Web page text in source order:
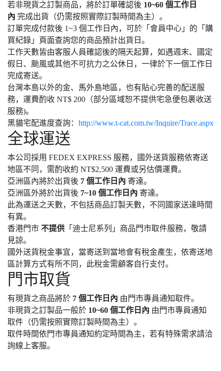
若非現貨之訂製商品，將於訂單確認後 10~60 個工作日
內 完成出貨（仍需按照實際訂製時間為主）。
訂單完成付款後 1~3 個工作日內，可於「會員中心」的「購
買紀錄」頁面查詢您的商品預計出貨日。
工作天數皆由客服人員確認後的隔天起算，如遇週末、國定
假日、颱風或其他不可抗力之公休日，一律於下一個工作日
完成寄送。
台灣本島以外的金、馬外島地區，也有貼心完善的配送服
務，運費酌收 NT$ 200（部分區域恕不提供宅急便包裹收送
服務)。
黑貓宅配進度查詢： http://www.t-cat.com.tw/Inquire/Trace.aspx
全球運送
本公司採用 FEDEX EXPRESS 服務，國外送貨服務依寄送
地區不同，需酌收約 NT$2,500 運費或另估價運費。
亞洲區內將於出貨後 7 個工作日內 寄達。
亞洲區外將於出貨後 7~10 個工作日內 寄達。
此為運送之天數，不包括商品訂製天數，不同國家送達時間
有異。
香港門市 不提供 「迪士尼系列」商品門市取件服務，敬請
見諒。
國外送貨稅金事宜，當寄送到當地會有稅金產生，依寄送地
區計算方式有所不同，此稅金需顧客自行支付。
門市取貨
有現貨之商品將於 7 個工作日內 由門市專員通知取件。
非現貨之訂製品一般於 10~60 個工作日內 由門市專員通知
取件（仍需按照實際訂製時間為主）。
取件時間依門市專員通知約定時間為主，若有特殊需求請洽
詢線上客服。